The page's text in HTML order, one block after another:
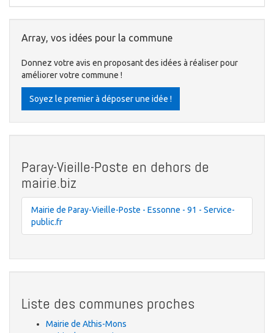
Array, vos idées pour la commune
Donnez votre avis en proposant des idées à réaliser pour
améliorer votre commune !
Soyez le premier à déposer une idée !
Paray-Vieille-Poste en dehors de
mairie.biz
Mairie de Paray-Vieille-Poste - Essonne - 91 - Service-
public.fr
Liste des communes proches
Mairie de Athis-Mons